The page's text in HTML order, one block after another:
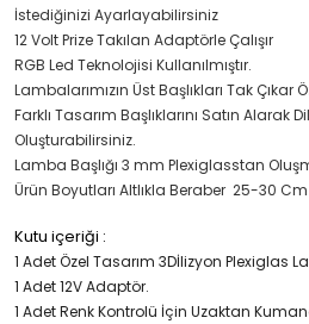
İstediğinizi Ayarlayabilirsiniz
12 Volt Prize Takılan Adaptörle Çalışır
RGB Led Teknolojisi Kullanılmıştır.
Lambalarımızın Üst Başlıkları Tak
Farklı Tasarım Başlıklarını Satın
Oluşturabilirsiniz.
Lamba Başlığı 3 mm Plexiglasstan
Ürün Boyutları Altlıkla Beraber 25-30 Cm
Kutu içeriği :
1 Adet Özel Tasarım 3Dİlizyon Plexiglas
1 Adet 12V Adaptör.
1 Adet Renk Kontrolü İçin Uzaktan